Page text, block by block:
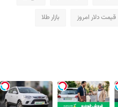
قیمت دلار امروز بازار طلا